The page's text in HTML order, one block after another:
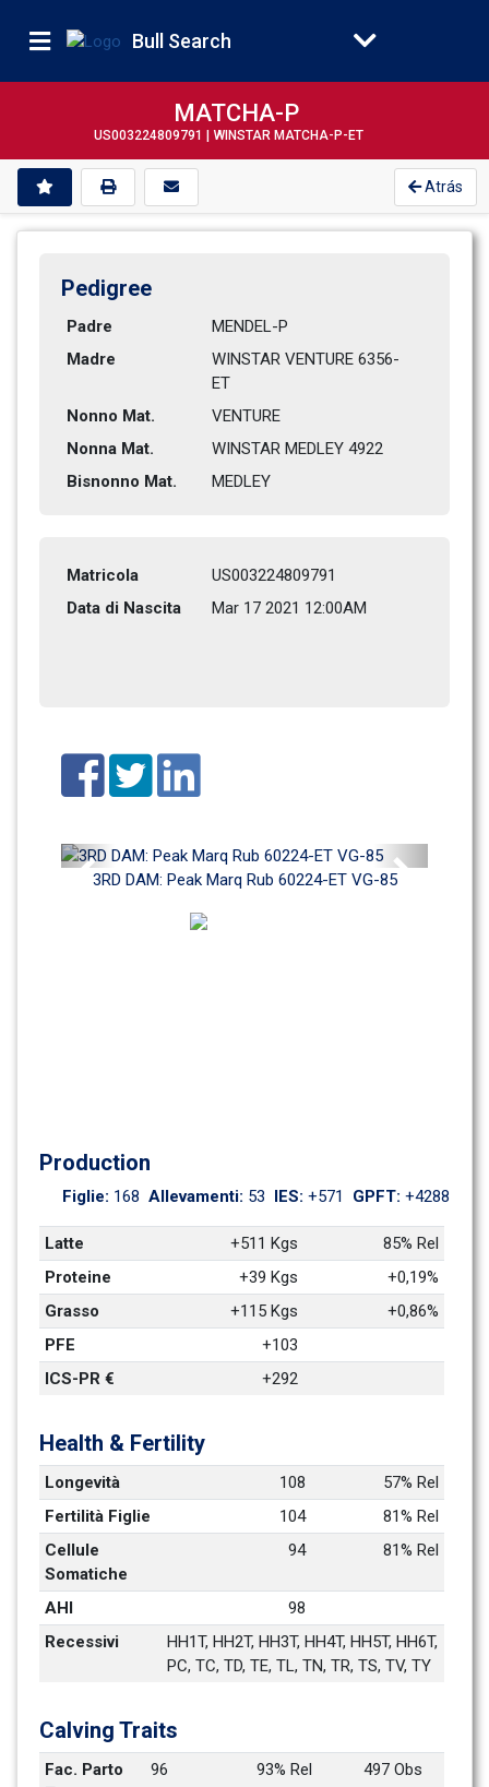
Bull Search
MATCHA-P
US003224809791 | WINSTAR MATCHA-P-ET
Atrás
Pedigree
Padre
MENDEL-P
Madre
WINSTAR VENTURE 6356-
ET
Nonno Mat.
VENTURE
Nonna Mat.
WINSTAR MEDLEY 4922
Bisnonno Mat.
MEDLEY
Matricola
US003224809791
Data di Nascita
Mar 17 2021 12:00AM
3RD DAM: Peak Marq Rub 60224-ET VG-85
Previous
Production
Figlie: 168 Allevamenti: 53 IES: +571 GPFT: +4288
Latte +511 Kgs
85% Rel
Proteine
+39 Kgs
+0,19%
Grasso
+115 Kgs
+0,86%
PFE
+103
ICS-PR €
+292
Health & Fertility
Longevità 108
57% Rel
Fertilità Figlie
104
81% Rel
Cellule
Somatiche
94 81% Rel
AHI
98
Recessivi
HH1T, HH2T, HH3T, HH4T, HH5T, HH6T,
PC, TC, TD, TE, TL, TN, TR, TS, TV, TY
Calving Traits
Fac. Parto
96 93% Rel 497 Obs